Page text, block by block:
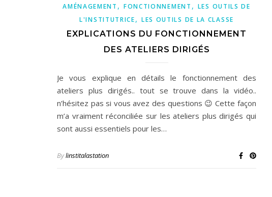
AMÉNAGEMENT , FONCTIONNEMENT , LES OUTILS DE
L'INSTITUTRICE, LES OUTILS DE LA CLASSE
EXPLICATIONS DU FONCTIONNEMENT
DES ATELIERS DIRIGÉS
Je vous explique en détails le fonctionnement des
ateliers plus dirigés.. tout se trouve dans la vidéo..
n’hésitez pas si vous avez des questions 😉 Cette façon
m’a vraiment réconciliée sur les ateliers plus dirigés qui
sont aussi essentiels pour les…
Bylinstitalastation